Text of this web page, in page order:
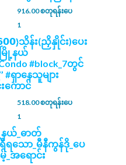
916.00 စတုရန်းပေ
1
သိန်း(ညှိနှိုင်း)ပေး
ြို့နယ်
#block_7တွင်
#ရှာနေသူများ
ောင်
518.00 စတုရန်းပေ
1
နယ်_ဓာတ်
ရသော_မီနီကွန်ဒို_ပေ
အရောင်း